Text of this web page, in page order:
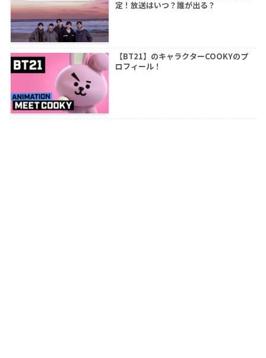
定！放送はいつ？誰が出る？
【BT21】のキャラクターCOOKYのプ
ロフィール！